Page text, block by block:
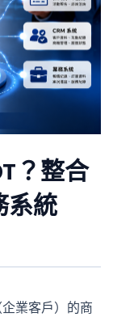
？整合
系統
業客戶）的商